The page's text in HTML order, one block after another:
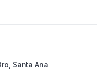
Santa Ana